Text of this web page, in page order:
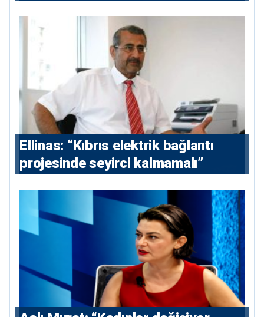
Ellinas: “Kıbrıs elektrik bağlantı
projesinde seyirci kalmamalı”